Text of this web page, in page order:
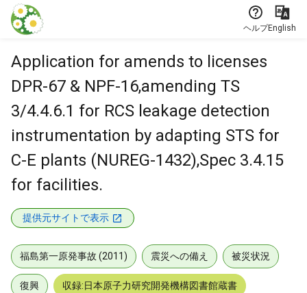
本文に飛ぶ
ヘルプEnglish
Application for amends to licenses
DPR-67 & NPF-16,amending TS
3/4.4.6.1 for RCS leakage detection
instrumentation by adapting STS for
C-E plants (NUREG-1432),Spec 3.4.15
for facilities.
提供元サイトで表示
福島第一原発事故 (2011) 震災への備え 被災状況
復興 収録:日本原子力研究開発機構図書館蔵書